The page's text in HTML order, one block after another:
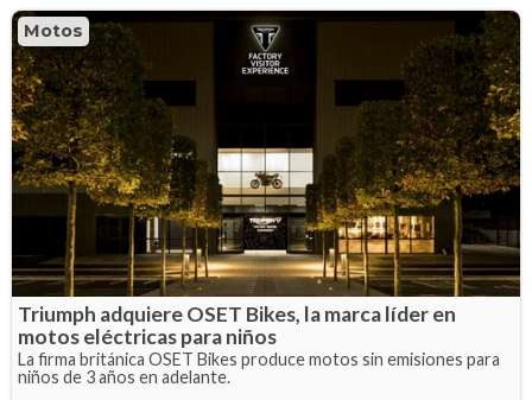
Motos
Triumph adquiere OSET Bikes, la marca líder en
motos eléctricas para niños
La firma británica OSET Bikes produce motos sin emisiones para
niños de 3 años en adelante.